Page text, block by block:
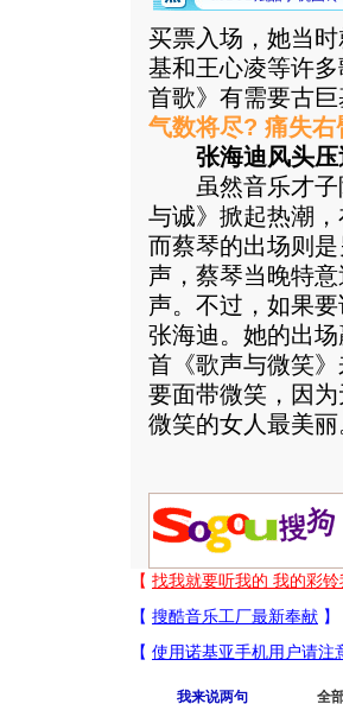
买票入场，她当
基和王心凌等许
首歌》有需要古
气数将尽? 痛失右
张海迪风头压
虽然音乐才子
与诚》掀起热潮
而蔡琴的出场则
声，蔡琴当晚特
声。不过，如果
张海迪。她的出
首《歌声与微笑
要面带微笑，因
微笑的女人最美丽
我来说两句 全